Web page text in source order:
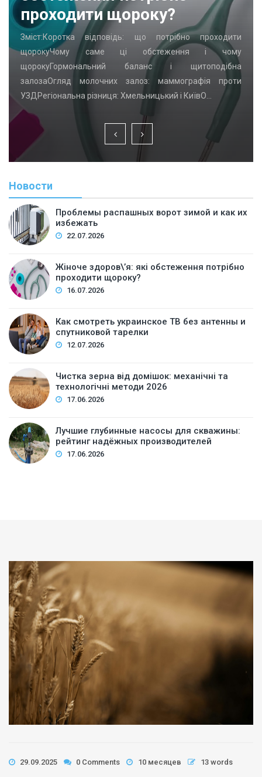
проходити щороку?
Зміст:Коротка відповідь: що потрібно проходити
щорокуЧому саме ці обстеження і чому
щорокуГормональний баланс і щитоподібна
залозаОгляд молочних залоз: маммографія проти
УЗДРегіональна різниця: Хмельницький і КиївО…
Новости
Проблемы распашных ворот зимой и как их
избежать
22.07.2026
Жіноче здоров\’я: які обстеження потрібно
проходити щороку?
16.07.2026
Как смотреть украинское ТВ без антенны и
спутниковой тарелки
12.07.2026
Чистка зерна від домішок: механічні та
технологічні методи 2026
17.06.2026
Лучшие глубинные насосы для скважины:
рейтинг надёжных производителей
17.06.2026
29.09.2025 0 Comments 10 месяцев 13 words